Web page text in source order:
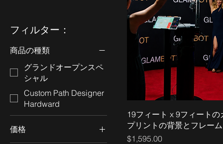
フィルター：
商品の種類
グランドオープンスペ
シャル
Custom Path Designer
Hardward
価格
19フィート x 9フィート
プリントの背景とフレーム
価格
$1,595.00